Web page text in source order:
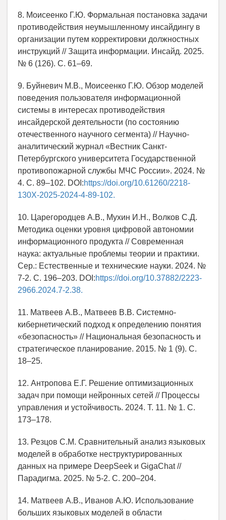
8. Моисеенко Г.Ю. Формальная постановка задачи
противодействия неумышленному инсайдингу в
организации путем корректировки должностных
инструкций // Защита информации. Инсайд. 2025.
№ 6 (126). С. 61–69.
9. Буйневич М.В., Моисеенко Г.Ю. Обзор моделей
поведения пользователя информационной
системы в интересах противодействия
инсайдерской деятельности (по состоянию
отечественного научного сегмента) // Научно-
аналитический журнал «Вестник Санкт-
Петербургского университета Государственной
противопожарной службы МЧС России». 2024. №
4. С. 89–102. DOI:https://doi.org/10.61260/2218-
130X-2025-2024-4-89-102.
10. Царегородцев А.В., Мухин И.Н., Волков С.Д.
Методика оценки уровня цифровой автономии
информационного продукта // Современная
наука: актуальные проблемы теории и практики.
Сер.: Естественные и технические науки. 2024. №
7-2. С. 196–203. DOI:https://doi.org/10.37882/2223-
2966.2024.7-2.38.
11. Матвеев А.В., Матвеев В.В. Системно-
кибернетический подход к определению понятия
«безопасность» // Национальная безопасность и
стратегическое планирование. 2015. № 1 (9). С.
18–25.
12. Антропова Е.Г. Решение оптимизационных
задач при помощи нейронных сетей // Процессы
управления и устойчивость. 2024. Т. 11. № 1. С.
173–178.
13. Резцов С.М. Сравнительный анализ языковых
моделей в обработке неструктурированных
данных на примере DeepSeek и GigaChat //
Парадигма. 2025. № 5-2. С. 200–204.
14. Матвеев А.В., Иванов А.Ю. Использование
больших языковых моделей в области